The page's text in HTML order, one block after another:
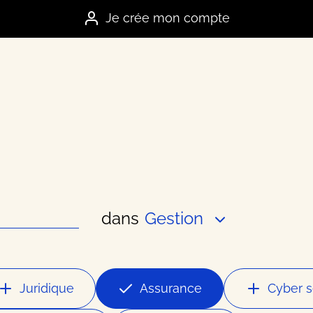
Je crée mon compte
dans Gestion
Juridique Assurance Cyber